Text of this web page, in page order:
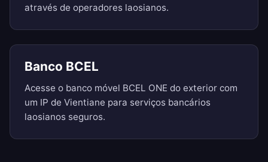
através de operadores laosianos.
Banco BCEL
Acesse o banco móvel BCEL ONE do exterior com
um IP de Vientiane para serviços bancários
laosianos seguros.